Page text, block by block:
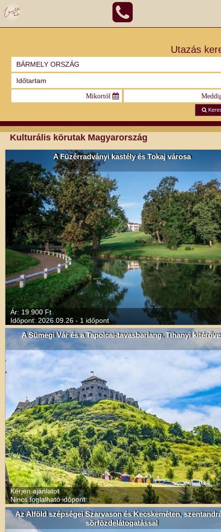
Utazás
Kulturális körutak Magyarország
A Füzérradványi kastély és Tokaj városa
Ár: 19 900 Ft
Időpont: 2026.09.26 - 1 időpont
A Sümegi Vár és a Tapolcai-tavasbarlang, Tihanyi
Kérjen ajánlatot
Nincs foglalható időpont
Az Alföld szépségei Szarvason és Kecskeméten,
sörfözdelátogatással